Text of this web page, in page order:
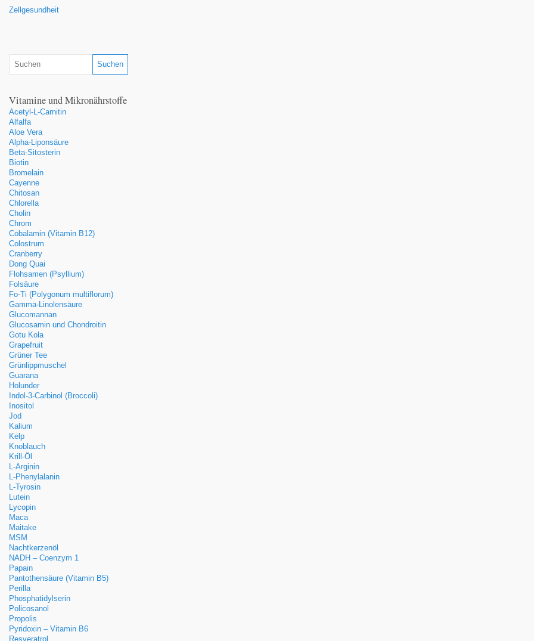
Zellgesundheit
Vitamine und Mikronährstoffe
Acetyl-L-Carnitin
Alfalfa
Aloe Vera
Alpha-Liponsäure
Beta-Sitosterin
Biotin
Bromelain
Cayenne
Chitosan
Chlorella
Cholin
Chrom
Cobalamin (Vitamin B12)
Colostrum
Cranberry
Dong Quai
Flohsamen (Psyllium)
Folsäure
Fo-Ti (Polygonum multiflorum)
Gamma-Linolensäure
Glucomannan
Glucosamin und Chondroitin
Gotu Kola
Grapefruit
Grüner Tee
Grünlippmuschel
Guarana
Holunder
Indol-3-Carbinol (Broccoli)
Inositol
Jod
Kalium
Kelp
Knoblauch
Krill-Öl
L-Arginin
L-Phenylalanin
L-Tyrosin
Lutein
Lycopin
Maca
Maitake
MSM
Nachtkerzenöl
NADH – Coenzym 1
Papain
Pantothensäure (Vitamin B5)
Perilla
Phosphatidylserin
Policosanol
Propolis
Pyridoxin – Vitamin B6
Resveratrol